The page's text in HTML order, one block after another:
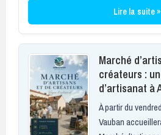
Lire la suite »
Marché
créateurs :
d’artisanat à
À partir du
Vauban